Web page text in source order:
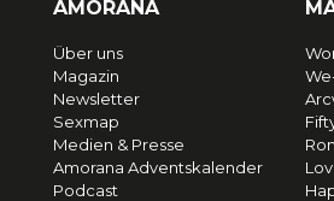
AMORANA
Über uns
Magazin
Newsletter
Sexmap
Medien & Presse
Amorana Adventskalender
Podcast